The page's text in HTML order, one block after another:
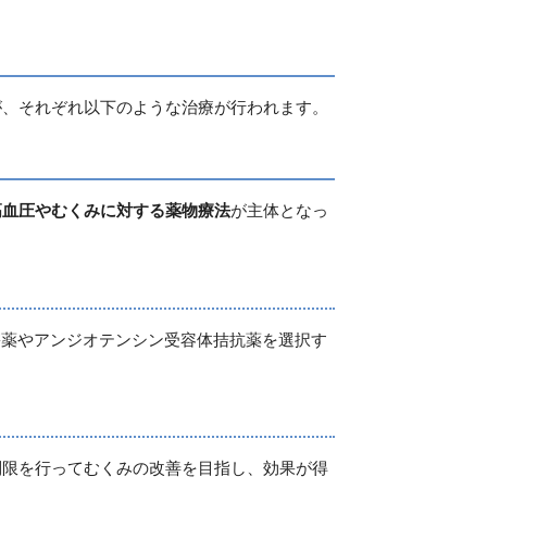
それぞれ以下のような治療が行われます。
圧やむくみに対する薬物療法が主体となっ
やアンジオテンシン受容体拮抗薬を選択す
を行ってむくみの改善を目指し、効果が得